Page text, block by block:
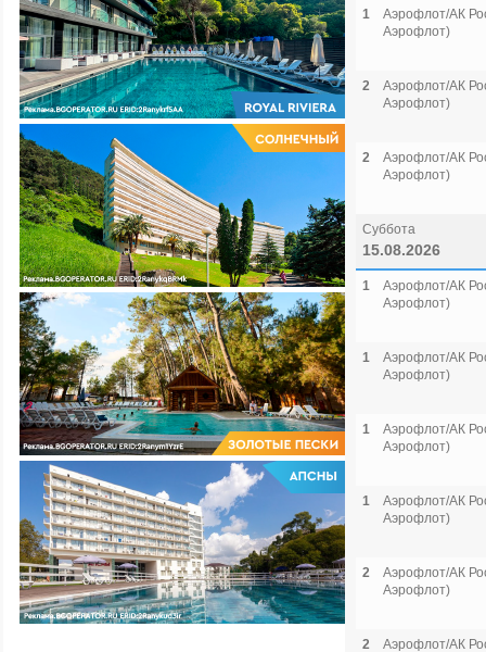
1
Аэрофлот/АК
Аэрофлот)
2
Аэрофлот/АК
Аэрофлот)
2
Аэрофлот/АК
Аэрофлот)
Суббота
15.08.2026
1
Аэрофлот/АК
Аэрофлот)
1
Аэрофлот/АК
Аэрофлот)
1
Аэрофлот/АК
Аэрофлот)
1
Аэрофлот/АК
Аэрофлот)
2
Аэрофлот/АК
Аэрофлот)
2
Аэрофлот/АК